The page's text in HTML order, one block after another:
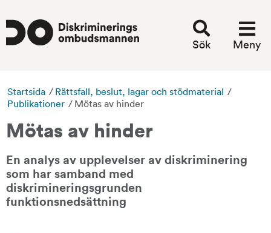
Sök Meny
Startsida / Rättsfall, beslut, lagar och stödmaterial /
Publikationer / Mötas av hinder
Mötas av hinder
En analys av upplevelser av diskriminering
som har samband med
diskrimineringsgrunden
funktionsnedsättning